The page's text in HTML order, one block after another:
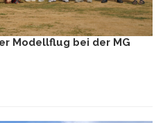
Modellflug bei der MG